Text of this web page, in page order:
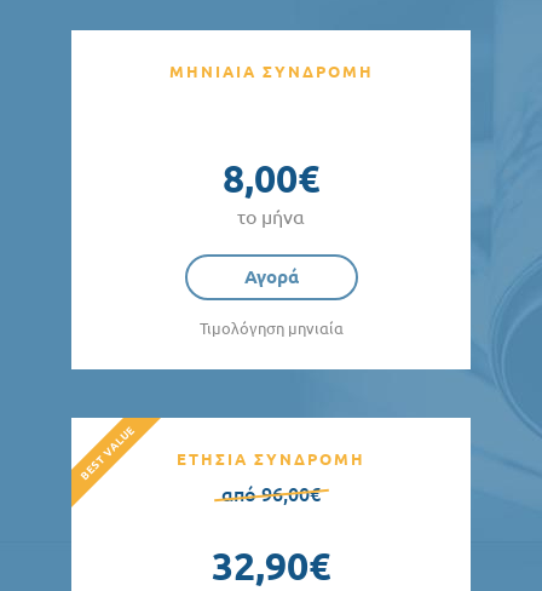
ΜΗΝΙΑΙΑ ΣΥΝΔΡΟΜΗ
8,00€
το μήνα
Αγορά
Τιμολόγηση μηνιαία
ΕΤΗΣΙΑ ΣΥΝΔΡΟΜΗ
από 96,00€
32,90€